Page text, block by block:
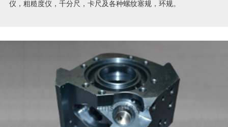
仪，粗糙度仪，千分尺，卡尺及各种螺纹塞规，环规。